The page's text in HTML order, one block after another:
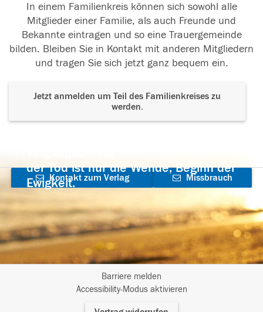
In einem Familienkreis können sich sowohl alle
Mitglieder einer Familie, als auch Freunde und
Bekannte eintragen und so eine Trauergemeinde
bilden. Bleiben Sie in Kontakt mit anderen Mitgliedern
und tragen Sie sich jetzt ganz bequem ein.
Jetzt anmelden um Teil des Familienkreises zu
werden.
der Tod ist nur die Wende, Beginn der
Ewigkeit.
Kontakt zum Verlag
aufnehmen
Missbrauch
Barriere melden
Accessibility-Modus aktivieren